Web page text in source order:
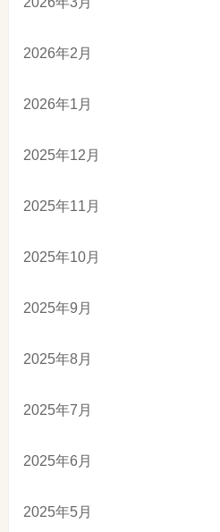
2026年2月
2026年1月
2025年12月
2025年11月
2025年10月
2025年9月
2025年8月
2025年7月
2025年6月
2025年5月